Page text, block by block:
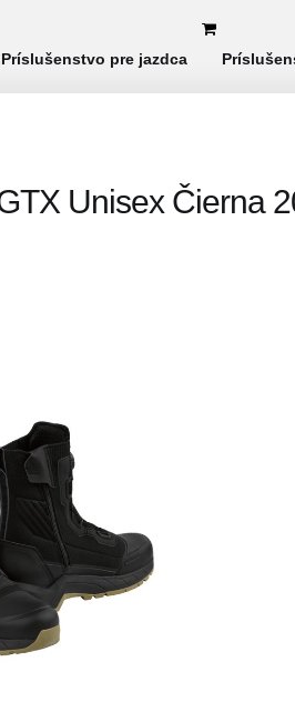
Príslušenstvo pre jazdca
Unisex Čierna